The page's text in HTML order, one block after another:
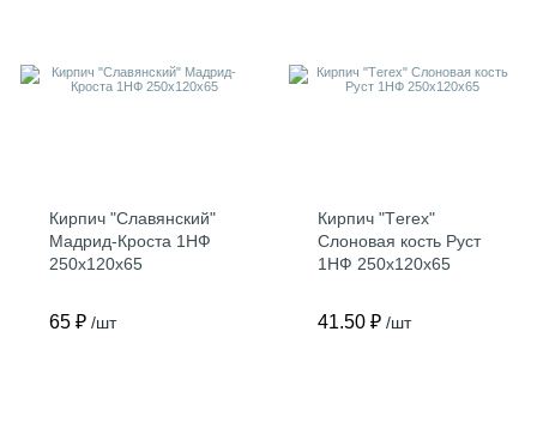
Кирпич "Славянский"
Мадрид-Кроста 1НФ
250х120х65
65 ₽ /шт
Кирпич "Тerex"
Слоновая кость Руст
1НФ 250х120х65
41.50 ₽ /шт